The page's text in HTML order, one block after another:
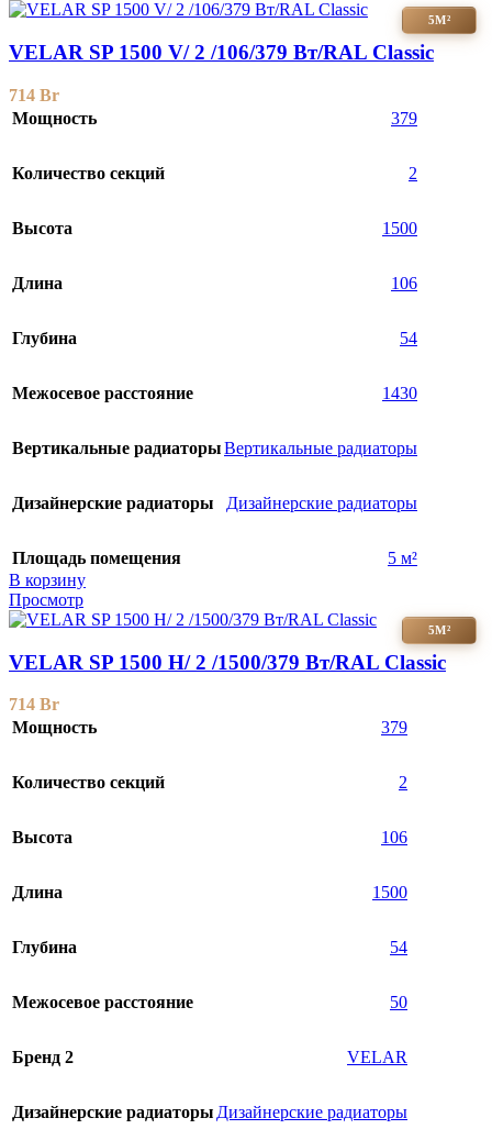
5М²
VELAR SP 1500 V/ 2 /106/379 Вт/RAL Classic
714 Br
Мощность
379
Количество секций 2
Высота 1500
Длина 106
Глубина 54
Межосевое расстояние 1430
Вертикальные радиаторыВертикальные радиаторы
Дизайнерские радиаторы Дизайнерские радиаторы
Площадь помещения
5 м²
В корзину
Просмотр
5М²
VELAR SP 1500 H/ 2 /1500/379 Вт/RAL Classic
714 Br
Мощность
379
Количество секций 2
Высота 106
Длина 1500
Глубина 54
Межосевое расстояние 50
Бренд 2 VELAR
Дизайнерские радиаторы Дизайнерские радиаторы